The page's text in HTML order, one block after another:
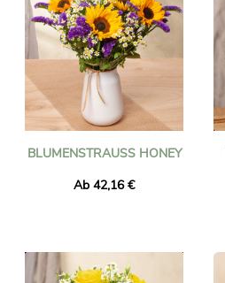
BLUMENSTRAUSS HONEY
Ab 42,16 €